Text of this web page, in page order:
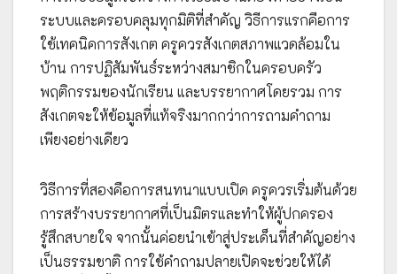
ระบบและครอบคลุมทุกมิติที่สำคัญ วิธีการแรกคือการ
ใช้เทคนิคการสังเกต ครูควรสังเกตสภาพแวดล้อมใน
บ้าน การปฏิสัมพันธ์ระหว่างสมาชิกในครอบครัว
พฤติกรรมของนักเรียน และบรรยากาศโดยรวม การ
สังเกตจะให้ข้อมูลที่แท้จริงมากกว่าการถามคำถาม
เพียงอย่างเดียว
วิธีการที่สองคือการสนทนาแบบเปิด ครูควรเริ่มต้นด้วย
การสร้างบรรยากาศที่เป็นมิตรและทำให้ผู้ปกครอง
รู้สึกสบายใจ จากนั้นค่อยนำเข้าสู่ประเด็นที่สำคัญอย่าง
เป็นธรรมชาติ การใช้คำถามปลายเปิดจะช่วยให้ได้